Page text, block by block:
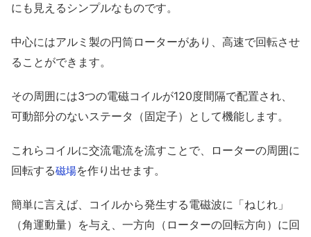
にも見えるシンプルなものです。
中心にはアルミ製の円筒ローターがあり、高速で回転させ
ることができます。
その周囲には3つの電磁コイルが120度間隔で配置され、
可動部分のないステータ（固定子）として機能します。
これらコイルに交流電流を流すことで、ローターの周囲に
回転する磁場を作り出せます。
簡単に言えば、コイルから発生する電磁波に「ねじれ」
（角運動量）を与え、一方向（ローターの回転方向）に回